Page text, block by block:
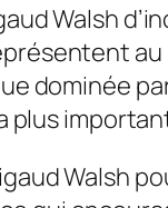
Walsh
dominée
Walsh